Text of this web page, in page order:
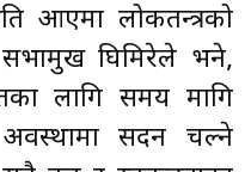
आएमा लोकतन्त्रको
सभामुख घिमिरेले भने,
मतका लागि समय मागि
सदन चल्ने